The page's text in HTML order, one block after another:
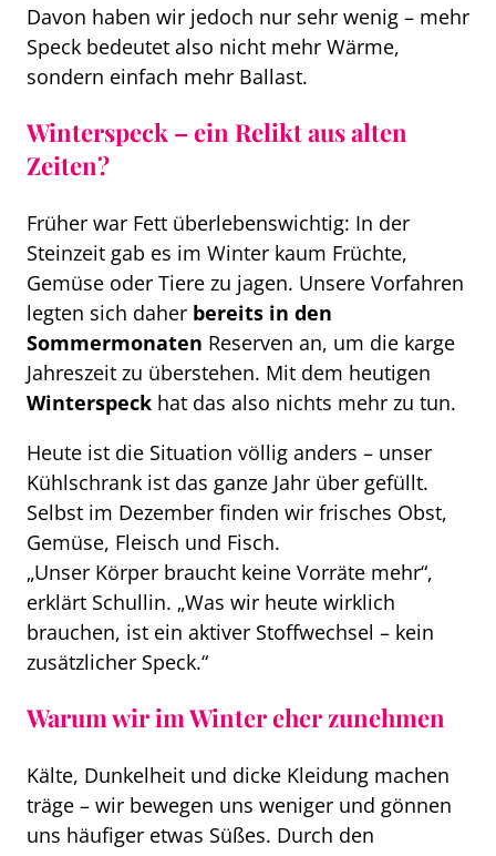
Davon haben wir jedoch nur sehr wenig – mehr
Speck bedeutet also nicht mehr Wärme,
sondern einfach mehr Ballast.
Winterspeck – ein Relikt aus alten
Zeiten?
Früher war Fett überlebenswichtig: In der
Steinzeit gab es im Winter kaum Früchte,
Gemüse oder Tiere zu jagen. Unsere Vorfahren
legten sich daher bereits in den
Sommermonaten Reserven an, um die karge
Jahreszeit zu überstehen. Mit dem heutigen
Winterspeck hat das also nichts mehr zu tun.
Heute ist die Situation völlig anders – unser
Kühlschrank ist das ganze Jahr über gefüllt.
Selbst im Dezember finden wir frisches Obst,
Gemüse, Fleisch und Fisch.
„Unser Körper braucht keine Vorräte mehr“,
erklärt Schullin. „Was wir heute wirklich
brauchen, ist ein aktiver Stoffwechsel – kein
zusätzlicher Speck.“
Warum wir im Winter eher zunehmen
Kälte, Dunkelheit und dicke Kleidung machen
träge – wir bewegen uns weniger und gönnen
uns häufiger etwas Süßes. Durch den